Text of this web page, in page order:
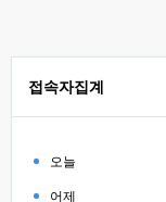
접속자집계
오늘
어제